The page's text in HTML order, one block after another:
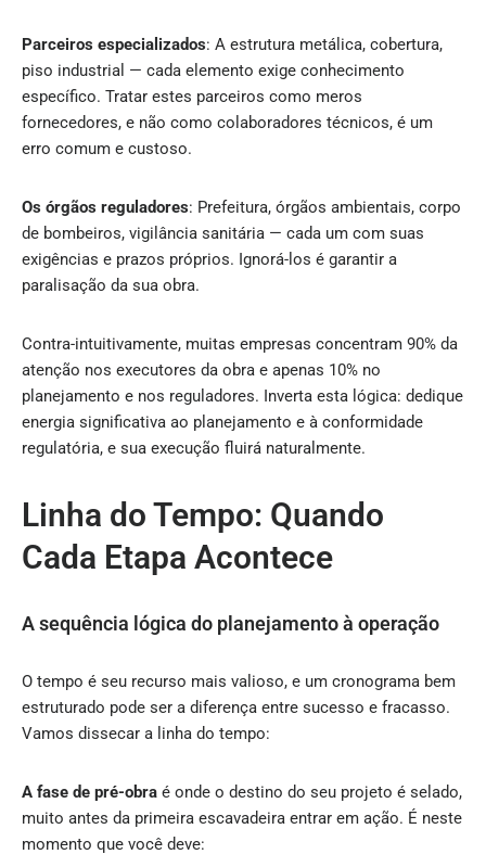
Parceiros especializados: A estrutura metálica, cobertura,
piso industrial — cada elemento exige conhecimento
específico. Tratar estes parceiros como meros
fornecedores, e não como colaboradores técnicos, é um
erro comum e custoso.
Os órgãos reguladores: Prefeitura, órgãos ambientais, corpo
de bombeiros, vigilância sanitária — cada um com suas
exigências e prazos próprios. Ignorá-los é garantir a
paralisação da sua obra.
Contra-intuitivamente, muitas empresas concentram 90% da
atenção nos executores da obra e apenas 10% no
planejamento e nos reguladores. Inverta esta lógica: dedique
energia significativa ao planejamento e à conformidade
regulatória, e sua execução fluirá naturalmente.
Linha do Tempo: Quando
Cada Etapa Acontece
A sequência lógica do planejamento à operação
O tempo é seu recurso mais valioso, e um cronograma bem
estruturado pode ser a diferença entre sucesso e fracasso.
Vamos dissecar a linha do tempo:
A fase de pré-obra é onde o destino do seu projeto é selado,
muito antes da primeira escavadeira entrar em ação. É neste
momento que você deve: